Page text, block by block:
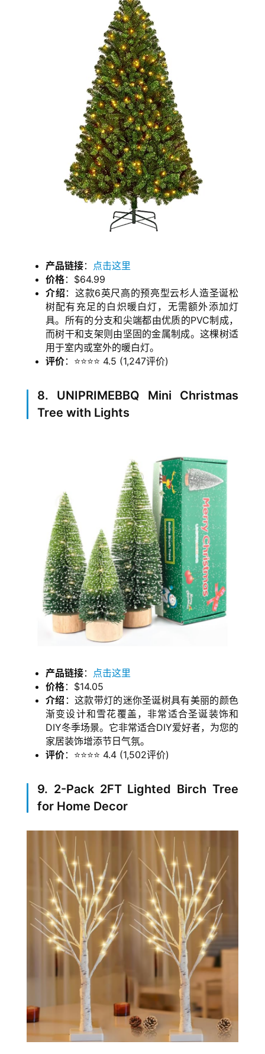
注册
产品链接： 点击这里
价格：$64.99
介绍 ：这款6英尺高的预亮型云杉人造圣诞松
树配有充足的白炽暖白灯，无需额外添加灯
具。所有的分支和尖端都由优质的PVC制成，
而树干和支架则由坚固的金属制成。这棵树适
用于室内或室外的暖白灯。
评价：⭐⭐⭐⭐ 4.5 (1,247评价)
8. UNIPRIMEBBQ Mini Christmas
Tree with Lights
产品链接： 点击这里
价格：$14.05
介绍 ：这款带灯的迷你圣诞树具有美丽的颜色
渐变设计和雪花覆盖，非常适合圣诞装饰和
DIY冬季场景。它非常适合DIY爱好者，为您的
家居装饰增添节日气氛。
评价：⭐⭐⭐⭐ 4.4 (1,502评价)
9. 2-Pack 2FT Lighted Birch Tree
for Home Decor